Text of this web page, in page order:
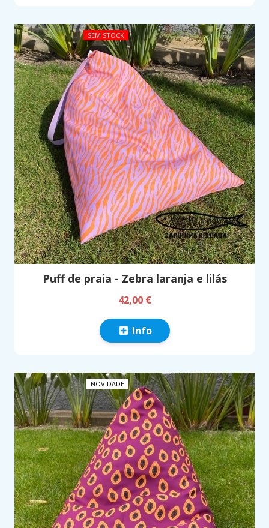
SEM STOCK
Puff de praia - Zebra laranja e lilás
42,00 €
Info
NOVIDADE